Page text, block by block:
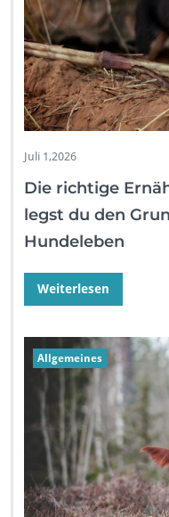
Juli 1,2026
Die richtige
legst du den
Hundeleben
Weiterlesen
Allgemeines